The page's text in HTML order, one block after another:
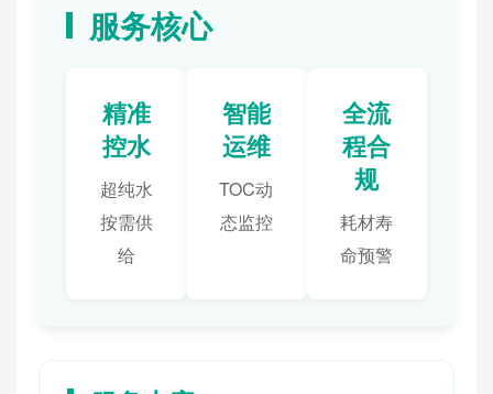
服务核心
精准
控水
超纯水
按需供
给
智能
运维
TOC动
态监控
全流
程合
规
耗材寿
命预警